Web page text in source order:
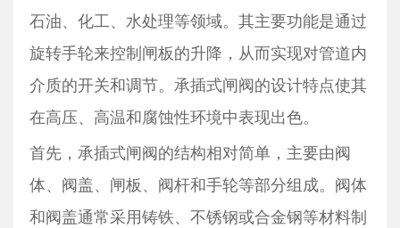
石油、化工、水处理等领域。其主要功能是通过
旋转手轮来控制闸板的升降，从而实现对管道内
介质的开关和调节。承插式闸阀的设计特点使其
在高压、高温和腐蚀性环境中表现出色。
首先，承插式闸阀的结构相对简单，主要由阀
体、阀盖、闸板、阀杆和手轮等部分组成。阀体
和阀盖通常采用铸铁、不锈钢或合金钢等材料制